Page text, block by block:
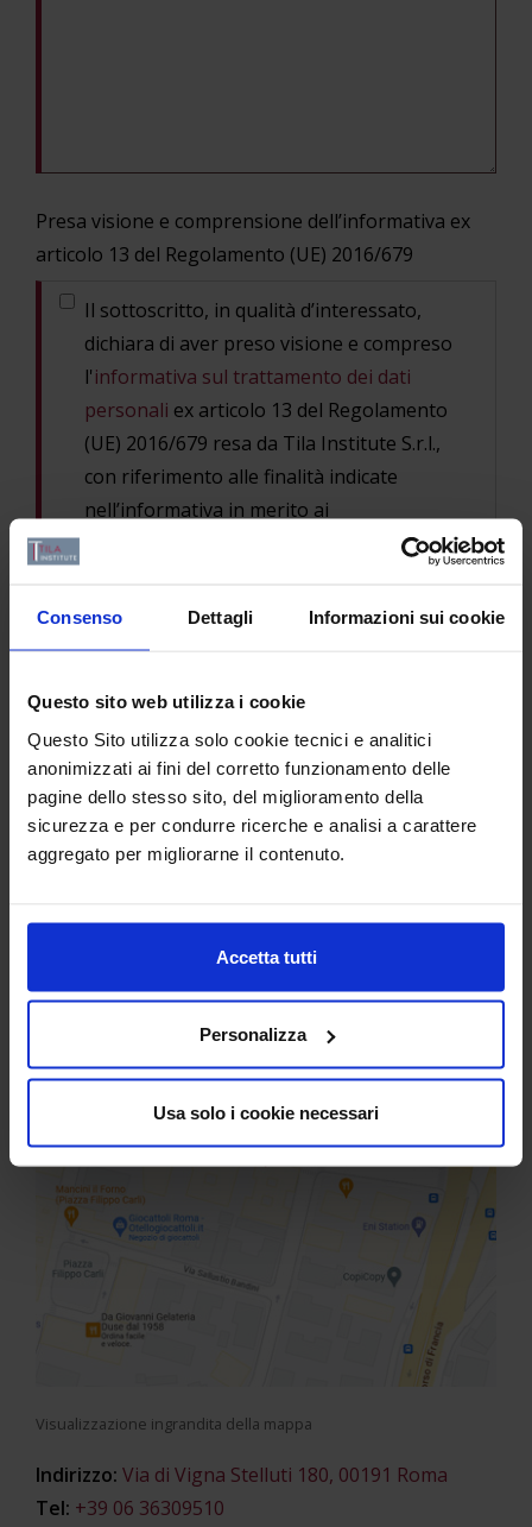
Consenso Dettagli Informazioni sui cookie
Questo sito web utilizza i cookie
Questo Sito utilizza solo cookie tecnici e analitici
anonimizzati ai fini del corretto funzionamento delle
pagine dello stesso sito, del miglioramento della
sicurezza e per condurre ricerche e analisi a carattere
aggregato per migliorarne il contenuto.
Accetta tutti
Personalizza
Usa solo i cookie necessari
Presa visione e comprensione dell’informativa ex
articolo 13 del Regolamento (UE) 2016/679
Il sottoscritto, in qualità d’interessato,
dichiara di aver preso visione e compreso
l'informativa sul trattamento dei dati
personali ex articolo 13 del Regolamento
(UE) 2016/679 resa da Tila Institute S.r.l.,
con riferimento alle finalità indicate
nell’informativa in merito ai
Codice di verifica
Inserire il codice di verifica nel campo sottostante
Invia
Visualizzazione ingrandita della mappa
Indirizzo: Via di Vigna Stelluti 180, 00191 Roma
Tel: +39 06 36309510